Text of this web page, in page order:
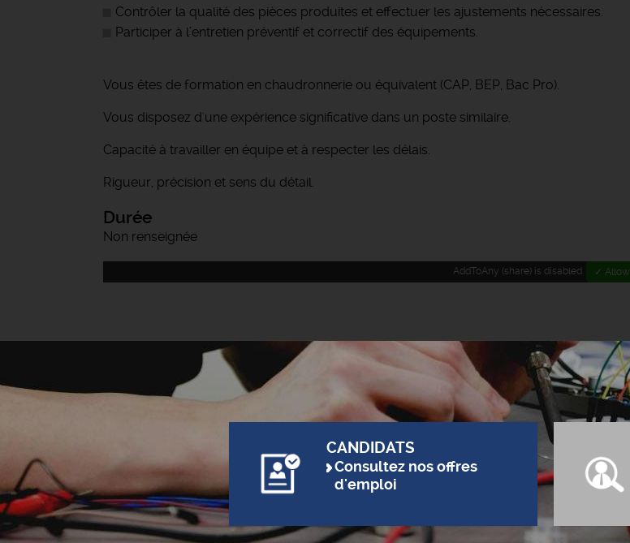
Contrôler la qualité des pièces produites et effectuer les ajustements nécessaires.
Participer à l’entretien préventif et correctif des équipements.
Vous êtes de formation en chaudronnerie ou équivalent (CAP, BEP, Bac Pro).
Vous disposez d'une expérience significative dans un poste similaire.
Capacité à travailler en équipe et à respecter les délais.
Rigueur, précision et sens du détail.
Durée
Non renseignée
AddToAny (share) is disabled. ✓ Allow
CANDIDATS
Consultez nos offres
d'emploi